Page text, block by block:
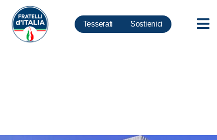
Tesserati Sostienici